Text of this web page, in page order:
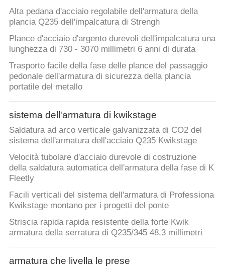
Alta pedana d'acciaio regolabile dell'armatura della
plancia Q235 dell'impalcatura di Strengh
Plance d'acciaio d'argento durevoli dell'impalcatura una
lunghezza di 730 - 3070 millimetri 6 anni di durata
Trasporto facile della fase delle plance del passaggio
pedonale dell'armatura di sicurezza della plancia
portatile del metallo
sistema dell'armatura di kwikstage
Saldatura ad arco verticale galvanizzata di CO2 del
sistema dell'armatura dell'acciaio Q235 Kwikstage
Velocità tubolare d'acciaio durevole di costruzione
della saldatura automatica dell'armatura della fase di K
Fleetly
Facili verticali del sistema dell'armatura di Professiona
Kwikstage montano per i progetti del ponte
Striscia rapida rapida resistente della forte Kwik
armatura della serratura di Q235/345 48,3 millimetri
armatura che livella le prese